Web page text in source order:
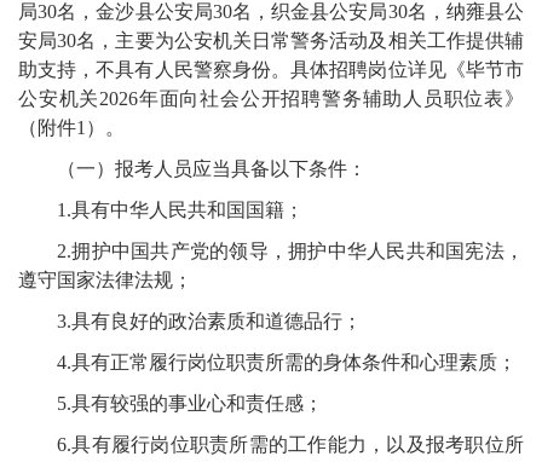
局30名，金沙县公安局30名，织金县公安局30名， 纳雍县公
安局30名 ，主要为公安机关日常警务活动及相关工作提供辅
助支持，不具有人民警察身份。具体招聘岗位详见《毕节市
公安机关2026年面向社会公开招聘警务辅助人员职位表》
（附件1 ）。
（一）报考人员应当具备以下条件：
1.具有中华人民共和国国籍；
2.拥护中国共产党的领导，拥护中华人民共和国宪法，
遵守国家法律法规；
3.具有良好的政治素质和道德品行；
4.具有正常履行岗位职责所需的身体条件和心理素质；
5.具有较强的事业心和责任感；
6.具有履行岗位职责所需的工作能力，以及报考职位所